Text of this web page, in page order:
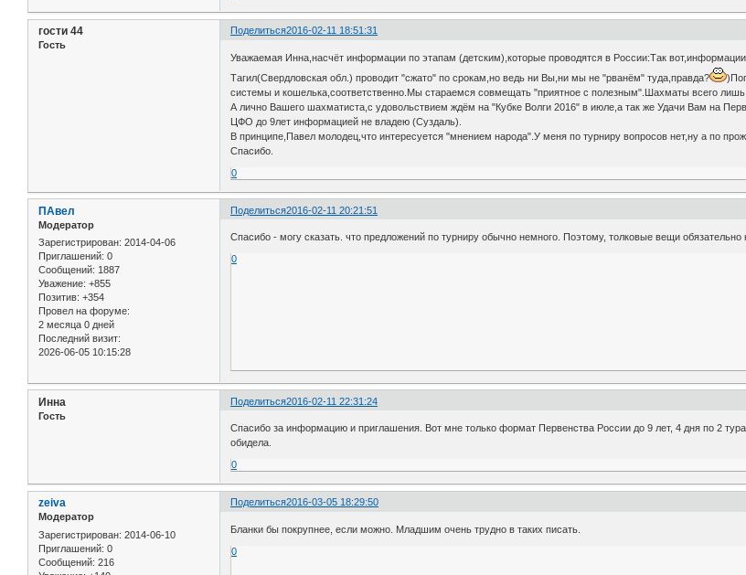
Поделиться2016-02-11 18:51:31
гости 44
Гость
Уважаемая Инна,насчёт информации по этапам (детским),которые проводятся в России:Так
Тагил(Свердловская обл.) проводит "сжато" по срокам,но ведь ни Вы,ни мы не "рванём" туда,правда?
системы и кошелька,соответственно.Мы стараемся совмещать "приятное с полезным".Шахматы всего лишь
А лично Вашего шахматиста,с удовольствием ждём на "Кубке Волги 2016" в июле,а так же Удачи Вам на
ЦФО до 9лет информацией не владею (Суздаль).
В принципе,Павел молодец,что интересуется "мнением народа".У меня по турниру вопросов нет,ну а по
Спасибо.
0
Поделиться2016-02-11 20:21:51
ПАвел
Модератор
Зарегистрирован: 2014-04-06
Приглашений: 0
Сообщений: 1887
Уважение: +855
Позитив: +354
Провел на форуме:
2 месяца 0 дней
Последний визит:
2026-06-05 10:15:28
Спасибо - могу сказать. что предложений по турниру обычно немного. Поэтому, толковые вещи
0
Поделиться2016-02-11 22:31:24
Инна
Гость
Спасибо за информацию и приглашения. Вот мне только формат Первенства России до 9 лет, 4 дня по 2
обидела.
0
Поделиться2016-03-05 18:29:50
zeiva
Модератор
Зарегистрирован: 2014-06-10
Приглашений: 0
Сообщений: 216
Бланки бы покрупнее, если можно. Младшим очень трудно в таких писать.
0